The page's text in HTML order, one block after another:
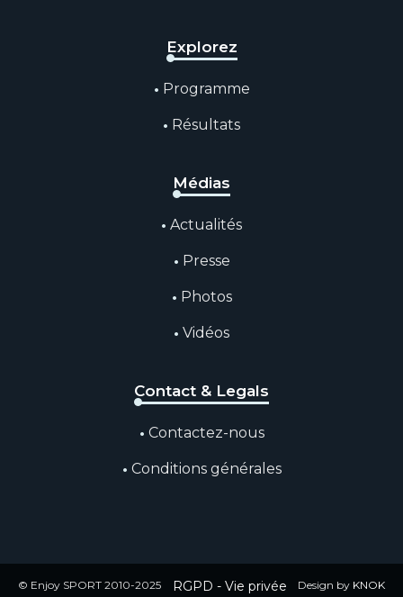
Explorez
Programme
Résultats
Médias
Actualités
Presse
Photos
Vidéos
Contact & Legals
Contactez-nous
Conditions générales
© Enjoy SPORT 2010-2025 RGPD - Vie privée Design by KNOK